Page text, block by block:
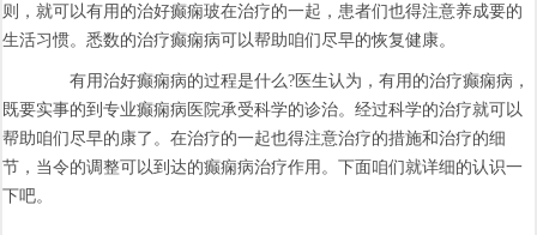
则，就可以有用的治好癫痫玻在治疗的一起，患者们也得注意养成要的
生活习惯。悉数的治疗癫痫病可以帮助咱们尽早的恢复健康。
有用治好癫痫病的过程是什么?医生认为，有用的治疗癫痫病，
既要实事的到专业癫痫病医院承受科学的诊治。经过科学的治疗就可以
帮助咱们尽早的康了。在治疗的一起也得注意治疗的措施和治疗的细
节，当令的调整可以到达的癫痫病治疗作用。下面咱们就详细的认识一
下吧。